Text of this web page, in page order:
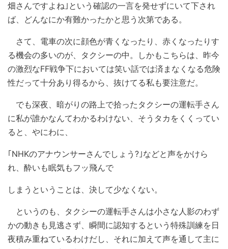
畑さんですよね｣という確認の一言を発せずにいて下され
ば、どんなにか有難かったかと思う次第である。
さて、電車の次に顔色が青くなったり、赤くなったりす
る機会の多いのが、タクシーの中。しかもこちらは、昨今
の激烈なFF戦争下においては笑い話では済まなくなる危険
性だって十分あり得るから、抜けてる私も要注意だ。
でも深夜、暗がりの路上で拾ったタクシーの運転手さん
に私が誰かなんてわかるわけない、そうタカをくくってい
ると、やにわに、
｢NHKのアナウンサーさんでしょう?｣などと声をかけら
れ、酔いも眠気もフッ飛んで
しまうということは、決して少なくない。
というのも、タクシーの運転手さんは小さな人影のわず
かの動きも見逃さず、瞬間に認知するという特殊訓練を日
夜積み重ねているわけだし、それに加えて声を通して主に